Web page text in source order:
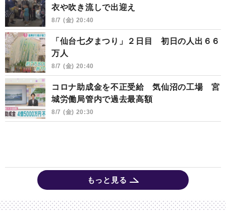
衣や吹き流しで出迎え
8/7 (金) 20:40
「仙台七夕まつり」２日目 初日の人出６６
万人
8/7 (金) 20:40
コロナ助成金を不正受給 気仙沼の工場 宮
城労働局管内で過去最高額
8/7 (金) 20:30
もっと見る